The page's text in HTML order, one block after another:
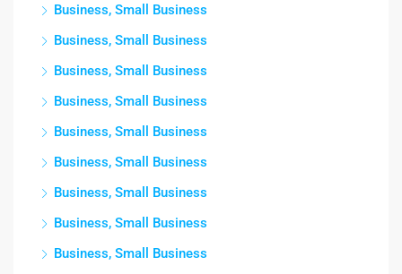
Business, Small Business
Business, Small Business
Business, Small Business
Business, Small Business
Business, Small Business
Business, Small Business
Business, Small Business
Business, Small Business
Business, Small Business